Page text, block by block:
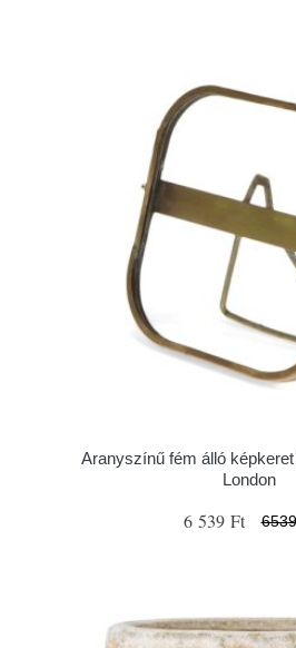
Aranyszínű fém álló
London
6 539 Ft